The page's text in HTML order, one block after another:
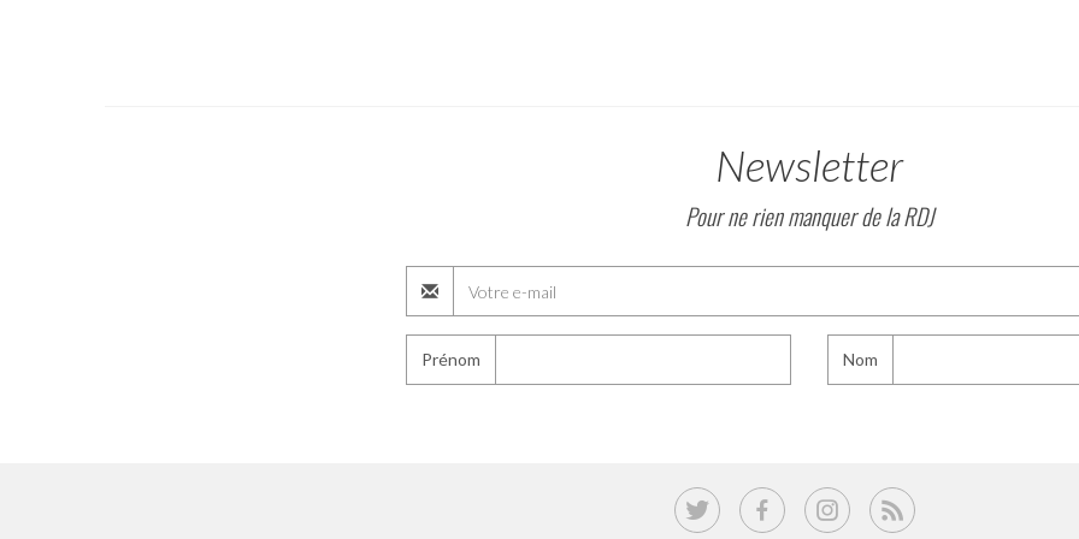
Newsletter
Pour ne rien manquer de la RDJ
Prénom Nom